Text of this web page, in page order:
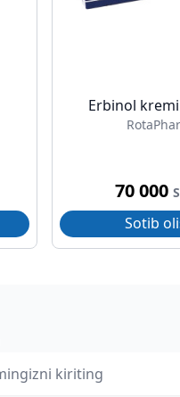
Erbinol kremi
70 000
Sotib